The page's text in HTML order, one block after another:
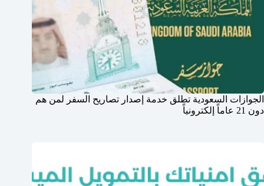
الجوازات السعودية تطلق خدمة إصدار تصاريح السفر لمن هم
دون 21 عاماً إلكترونياً